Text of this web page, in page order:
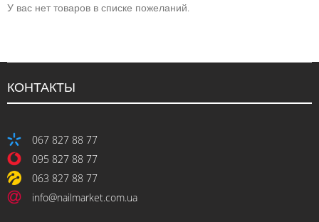
У вас нет товаров в списке пожеланий.
КОНТАКТЫ
067 827 88 77
095 827 88 77
063 827 88 77
info@nailmarket.com.ua